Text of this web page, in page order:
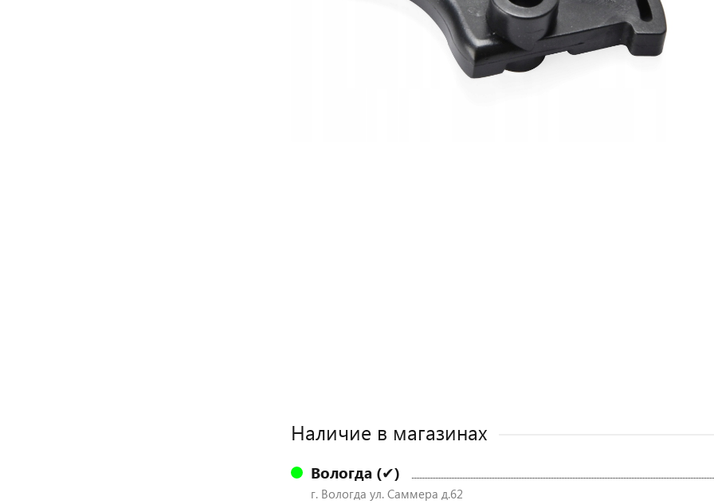
Наличие в магазинах
Вологда (✔)
г. Вологда ул. Саммера д.62